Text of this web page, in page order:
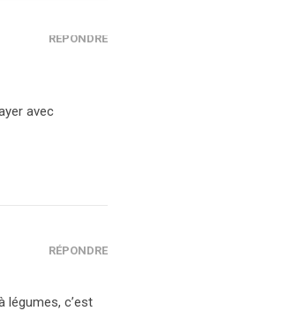
RÉPONDRE
avec
RÉPONDRE
légumes, c’est